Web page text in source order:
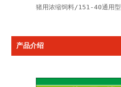
猪用浓缩饲料/151-40通用型
产品介绍